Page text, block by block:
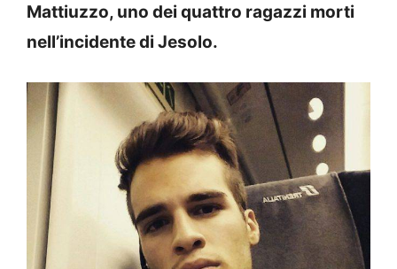
Mattiuzzo, uno dei quattro ragazzi morti
nell’incidente di Jesolo.